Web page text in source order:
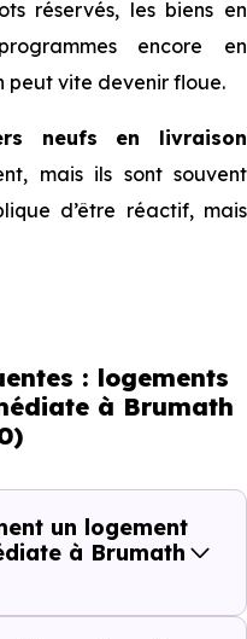
réservés, les biens en
encore en
peut vite devenir floue.
neufs en livraison
mais ils sont souvent
d’être réactif, mais
immédiate à
: logements
à Brumath
un logement
à Brumath